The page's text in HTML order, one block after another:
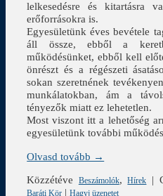
lelkesedésre és kitartásra
erőforrásokra is.
Egyesületünk éves bevétele
áll össze, ebből a
működésünket, ebből kell
önrészt és a régészeti
sokan szeretnének
munkálatokban, ám a
tényezők miatt ez lehetetlen.
Most viszont itt a lehetőség
egyesületünk további
Olvasd tovább →
Közzétéve
Beszámolók,Hírek |
Baráti Kör |Hagyj üzenetet